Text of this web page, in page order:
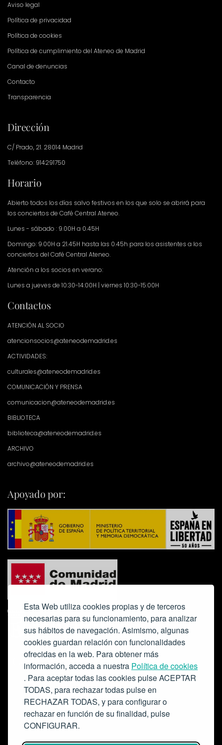
Esta Web utiliza cookies propias y de terceros
necesarias para su funcionamiento, para analizar
sus hábitos de navegación. Asimismo, algunas
cookies guardan relación con funcionalidades
ofrecidas en la web. Para obtener más
información, acceda a nuestra Política de cookies
. Para aceptar todas las cookies pulse ACEPTAR
TODAS, para rechazar todas pulse en
RECHAZAR TODAS, y para configurar o
rechazar en función de su finalidad, pulse
CONFIGURAR.
Aviso legal
Política de privacidad
Política de cookies
Política de cumplimiento del Ateneo de Madrid
Canal de denuncias
Contacto
Transparencia
Dirección
C/ Prado, 21. 28014 Madrid
Teléfono: 914291750
Horario
Abierto todos los días salvo festivos en los que solo se abrirá para
los conciertos de Café Central Ateneo.
Lunes - sábado : 9.00H a 0.45H
Domingo: 9.00H a 21.45H hasta las 0.45h para los asistentes a los
conciertos del Café Central Ateneo.
Atención a los socios en verano:
Lunes a jueves de 10:30-14:00H | viernes 10:30-15:00H
Contactos
ATENCIÓN AL SOCIO
atencionsocios@ateneodemadrid.es
ACTIVIDADES:
culturales@ateneodemadrid.es
COMUNICACIÓN Y PRENSA
comunicacion@ateneodemadrid.es
BIBLIOTECA
biblioteca@ateneodemadrid.es
ARCHIVO
archivo@ateneodemadrid.es
Apoyado por:
Colabora: